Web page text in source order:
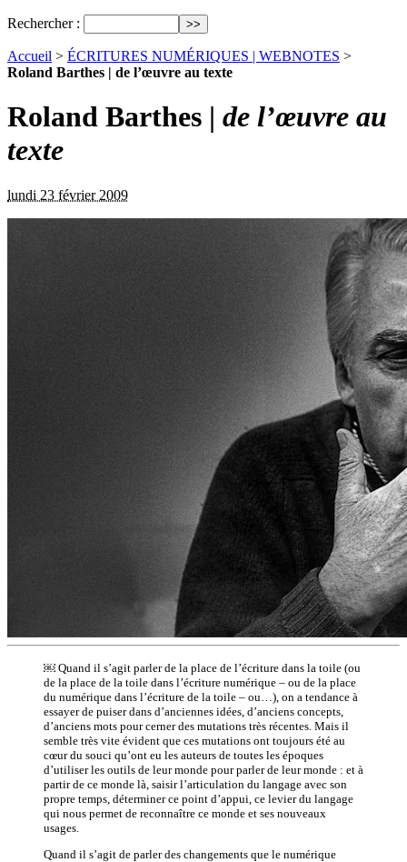
Rechercher :
Accueil > ÉCRITURES NUMÉRIQUES | WEBNOTES >
Roland Barthes | de l’œuvre au texte
Roland Barthes | de l’œuvre au
texte
lundi 23 février 2009
￼ Quand il s’agit parler de la place de l’écriture dans la toile (ou
de la place de la toile dans l’écriture numérique – ou de la place
du numérique dans l’écriture de la toile – ou…), on a tendance à
essayer de puiser dans d’anciennes idées, d’anciens concepts,
d’anciens mots pour cerner des mutations très récentes. Mais il
semble très vite évident que ces mutations ont toujours été au
cœur du souci qu’ont eu les auteurs de toutes les époques
d’utiliser les outils de leur monde pour parler de leur monde : et à
partir de ce monde là, saisir l’articulation du langage avec son
propre temps, déterminer ce point d’appui, ce levier du langage
qui nous permet de reconnaître ce monde et ses nouveaux
usages.
Quand il s’agit de parler des changements que le numérique